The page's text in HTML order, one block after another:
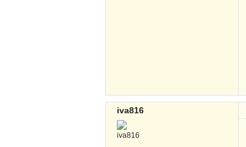
iva816